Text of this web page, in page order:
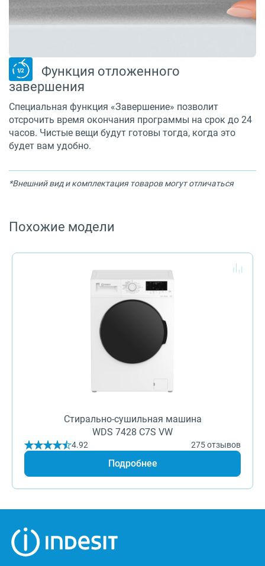
Функция отложенного
завершения
Специальная функция «Завершение» позволит
отсрочить время окончания программы на срок до 24
часов. Чистые вещи будут готовы тогда, когда это
будет вам удобно.
*Внешний вид и комплектация товаров могут отличаться
Похожие модели
Стирально-сушильная машина
WDS 7428 C7S VW
4.92 275 отзывов
Подробнее